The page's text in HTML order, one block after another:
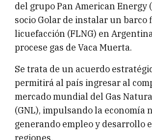
del grupo Pan American Energy
socio Golar de instalar un barco
licuefacción (FLNG) en
procese gas de Vaca Muerta.
Se trata de un acuerdo
permitirá al país ingresar al
mercado mundial del Gas
(GNL), impulsando la economía
generando empleo y desarrollo